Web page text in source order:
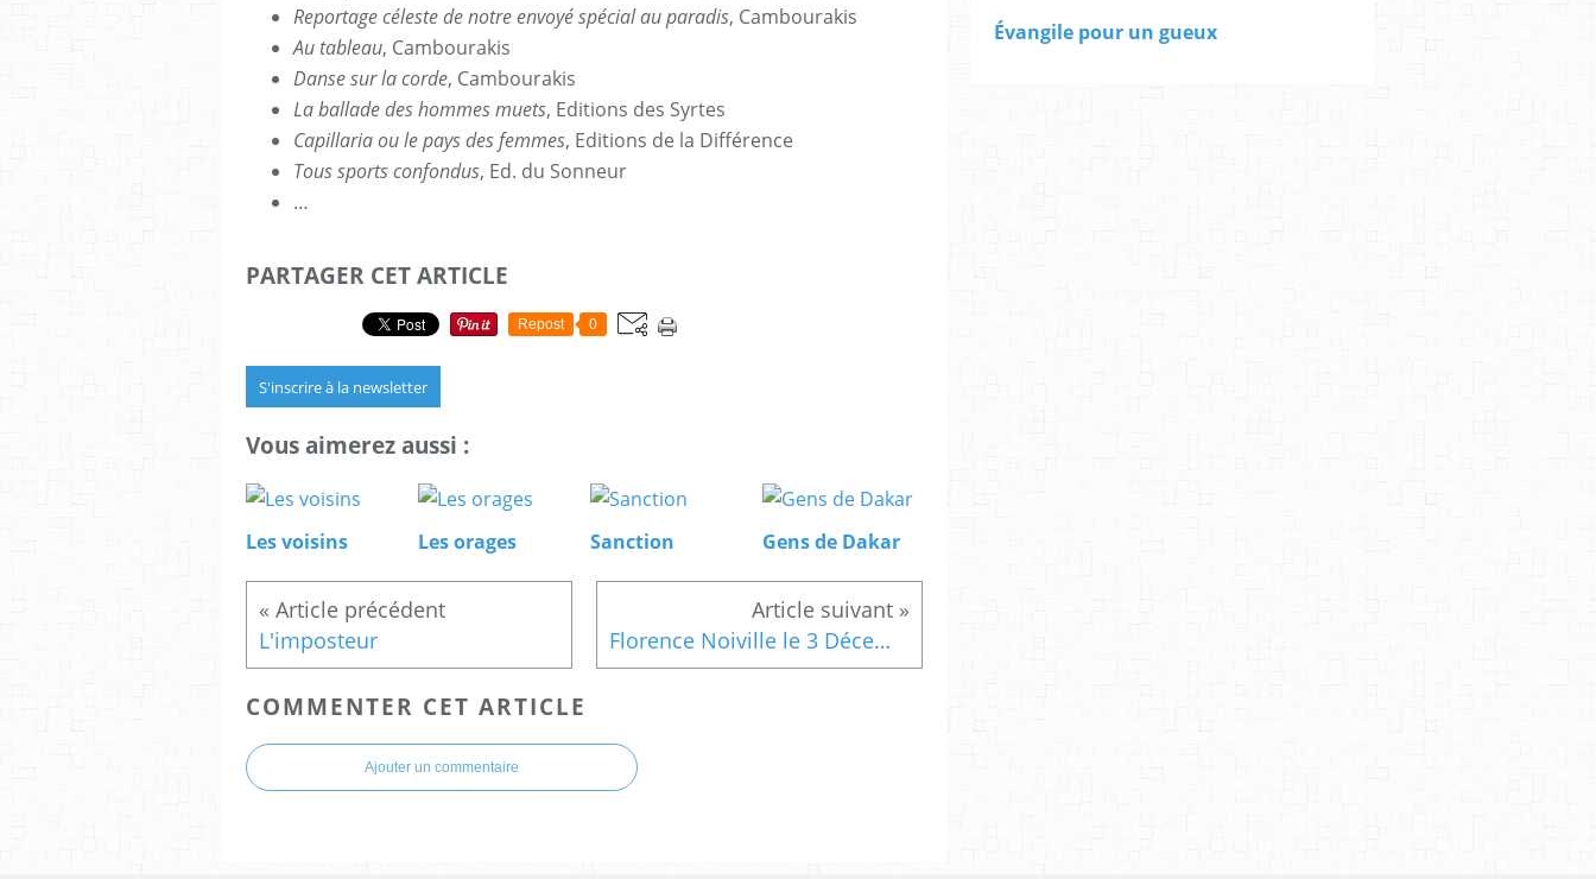
Reportage céleste de notre envoyé spécial au paradis, Cambourakis
Au tableau, Cambourakis
Danse sur la corde, Cambourakis
La ballade des hommes muets, Editions des Syrtes
Capillaria ou le pays des femmes, Editions de la Différence
Tous sports confondus, Ed. du Sonneur
…
PARTAGER CET ARTICLE
Repost 0
S'inscrire à la newsletter
Vous aimerez aussi :
Les voisins Les orages Sanction Gens de Dakar
L'imposteur Florence Noiville le 3 Décembre au Grain des Mots
COMMENTER CET ARTICLE
Ajouter un commentaire
Évangile pour un gueux